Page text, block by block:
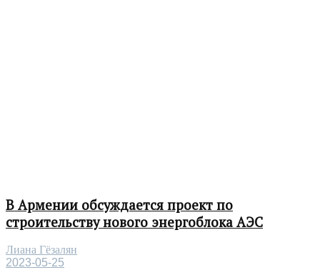
В Армении обсуждается проект по
строительству нового энергоблока АЭС
Лиана Гёзалян
2023-05-25